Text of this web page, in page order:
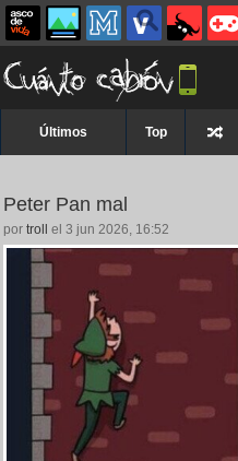
Últimos Top
Peter Pan mal
por troll el 3 jun 2026, 16:52